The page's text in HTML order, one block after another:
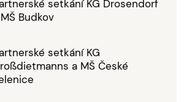
setkání KG Drosendorf
Budkov
setkání KG
a MŠ České